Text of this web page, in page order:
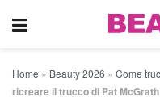
Home » Beauty 2026 » Come
ricreare il trucco di Pat